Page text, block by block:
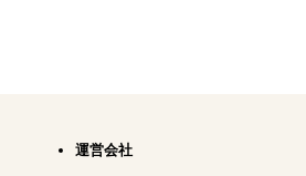
運営会社